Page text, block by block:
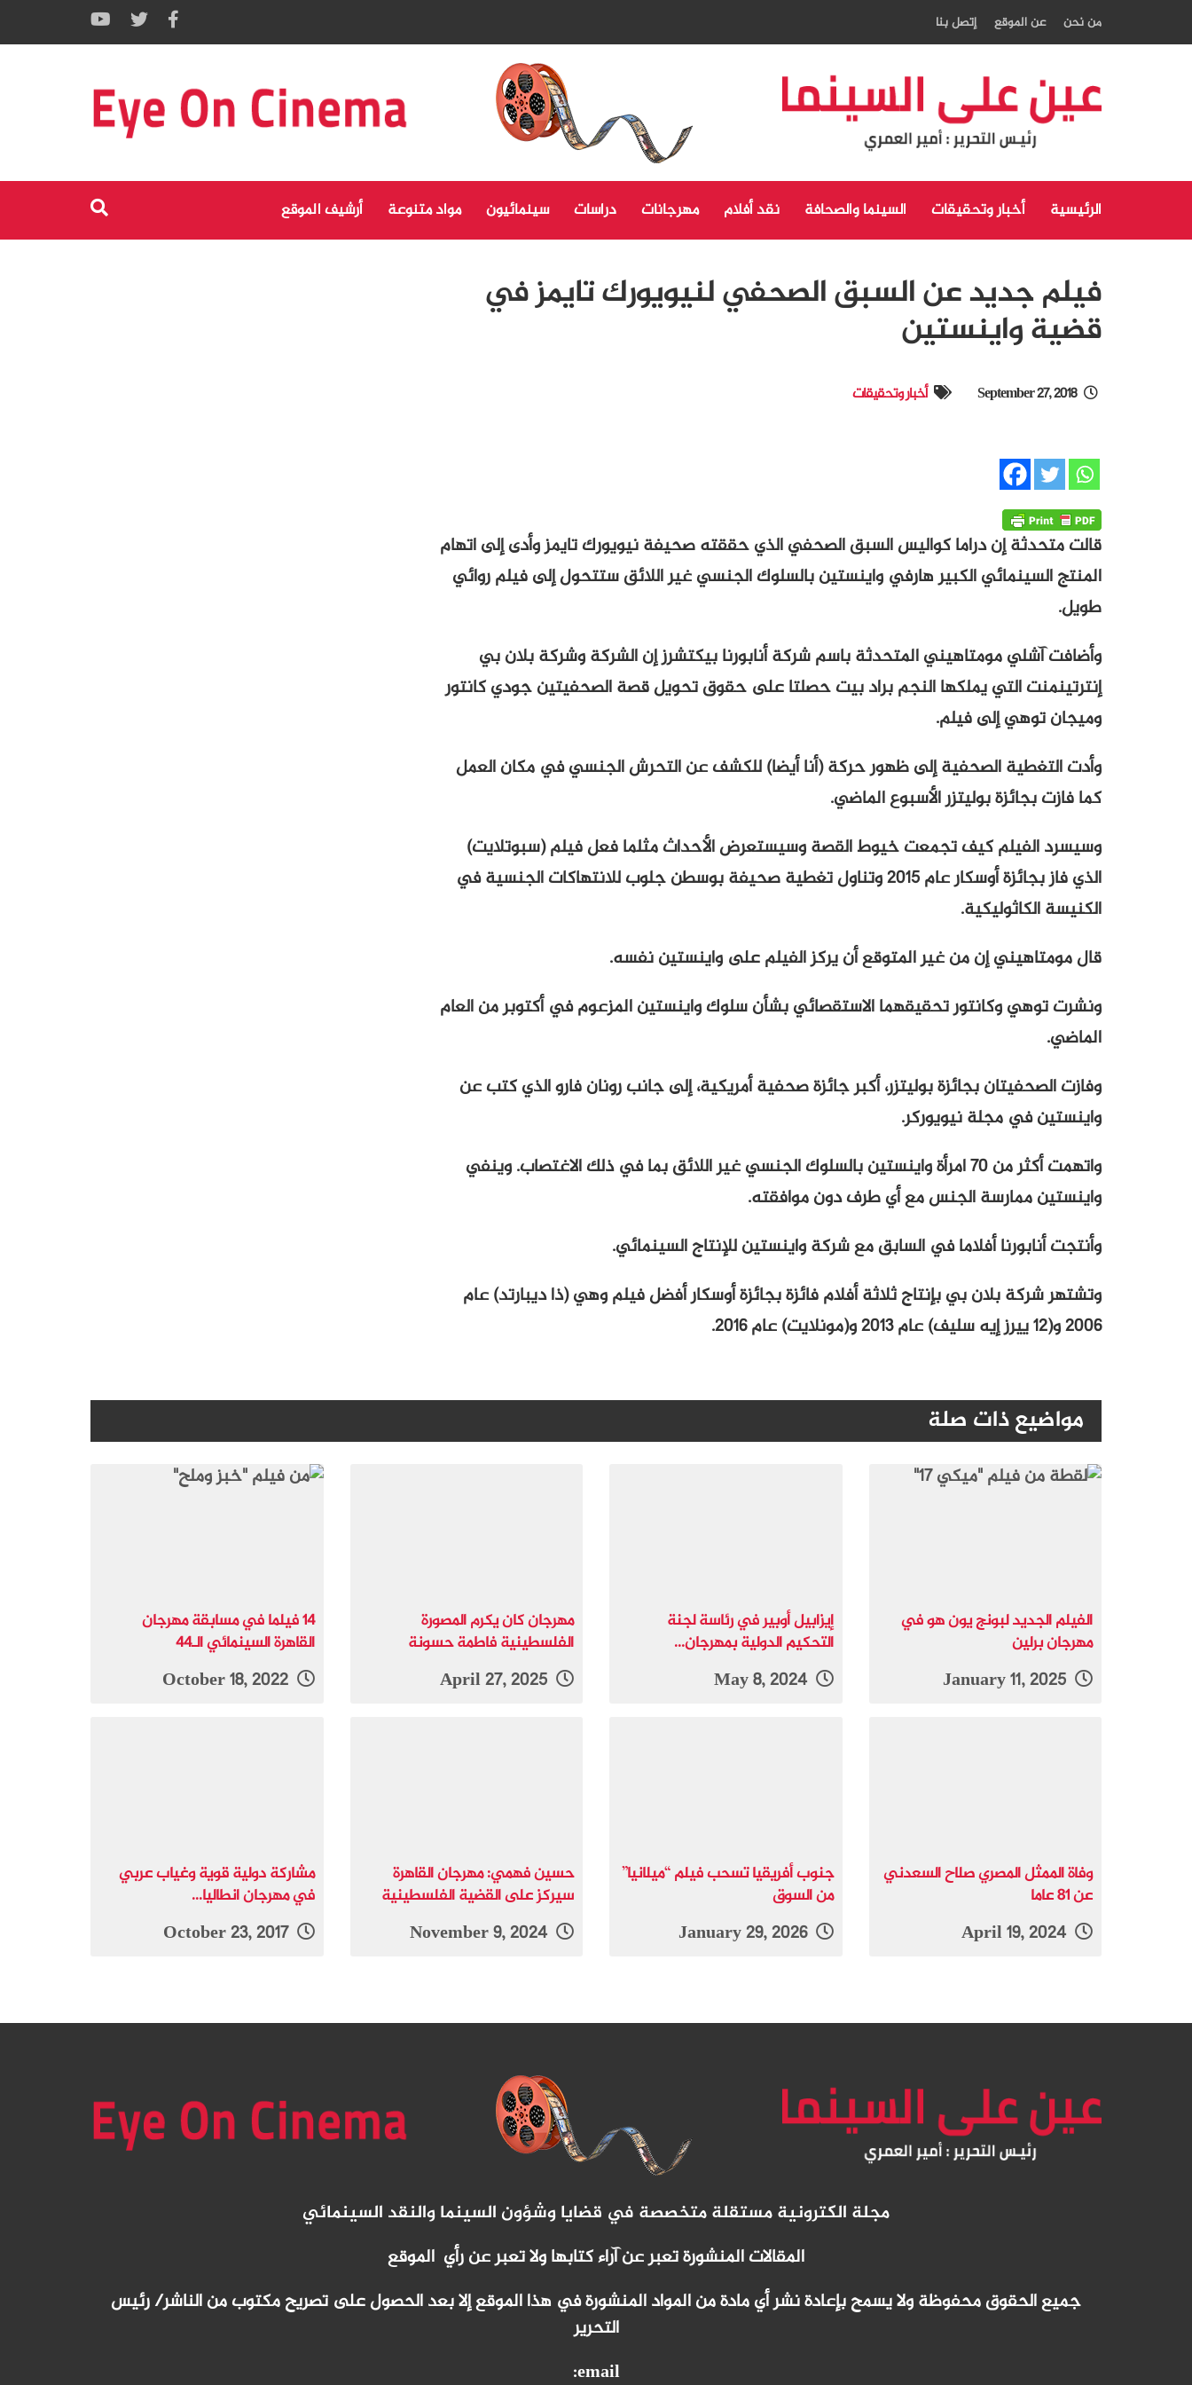
من نحن عن الموقع إتصل بنا
الرئيسية أخبار وتحقيقات السينما والصحافة نقد أفلام مهرجانات دراسات سينمائيون مواد متنوعة أرشيف الموقع
فيلم جديد عن السبق الصحفي لنيويورك تايمز في
قضية واينستين
September 27, 2018 أخبار وتحقيقات
قالت متحدثة إن دراما كواليس السبق الصحفي الذي حققته صحيفة نيويورك تايمز وأدى إلى اتهام
المنتج السينمائي الكبير هارفي واينستين بالسلوك الجنسي غير اللائق ستتحول إلى فيلم روائي
طويل.
وأضافت آشلي مومتاهيني المتحدثة باسم شركة أنابورنا بيكتشرز إن الشركة وشركة بلان بي
إنترتينمنت التي يملكها النجم براد بيت حصلتا على حقوق تحويل قصة الصحفيتين جودي كانتور
وميجان توهي إلى فيلم.
وأدت التغطية الصحفية إلى ظهور حركة (أنا أيضا) للكشف عن التحرش الجنسي في مكان العمل
كما فازت بجائزة بوليتزر الأسبوع الماضي.
وسيسرد الفيلم كيف تجمعت خيوط القصة وسيستعرض الأحداث مثلما فعل فيلم (سبوتلايت)
الذي فاز بجائزة أوسكار عام 2015 وتناول تغطية صحيفة بوسطن جلوب للانتهاكات الجنسية في
الكنيسة الكاثوليكية.
قال مومتاهيني إن من غير المتوقع أن يركز الفيلم على واينستين نفسه.
ونشرت توهي وكانتور تحقيقهما الاستقصائي بشأن سلوك واينستين المزعوم في أكتوبر من العام
الماضي.
وفازت الصحفيتان بجائزة بوليتزر، أكبر جائزة صحفية أمريكية، إلى جانب رونان فارو الذي كتب عن
واينستين في مجلة نيويوركر.
واتهمت أكثر من 70 امرأة واينستين بالسلوك الجنسي غير اللائق بما في ذلك الاغتصاب. وينفي
واينستين ممارسة الجنس مع أي طرف دون موافقته.
وأنتجت أنابورنا أفلاما في السابق مع شركة واينستين للإنتاج السينمائي.
وتشتهر شركة بلان بي بإنتاج ثلاثة أفلام فائزة بجائزة أوسكار أفضل فيلم وهي (ذا ديبارتد) عام
2006 و(12 ييرز إيه سليف) عام 2013 و(مونلايت) عام 2016.
مواضيع ذات صلة
الفيلم الجديد لبونج يون هو في
مهرجان برلين
إيزابيل أوبير في رئاسة لجنة
التحكيم الدولية بمهرجان...
May 8, 2024
مهرجان كان يكرم المصورة
الفلسطينية فاطمة حسونة
14 فيلما في مسابقة مهرجان
القاهرة السينمائي الـ44
October 18, 2022
وفاة الممثل المصري صلاح السعدني
عن 81 عاما
جنوب أفريقيا تسحب فيلم “ميلانيا”
من السوق
January 29, 2026
حسين فهمي: مهرجان القاهرة
سيركز على القضية الفلسطينية
مشاركة دولية قوية وغياب عربي
في مهرجان انطاليا...
October 23, 2017
مجلة الكترونية مستقلة متخصصة في قضايا وشؤون السينما والنقد السينمائي
المقالات المنشورة تعبر عن آراء كتابها ولا تعبر عن رأي الموقع
جميع الحقوق محفوظة ولا يسمح بإعادة نشر أي مادة من المواد المنشورة في هذا الموقع إلا بعد الحصول على تصريح مكتوب من الناشر/ رئيس
التحرير
email: